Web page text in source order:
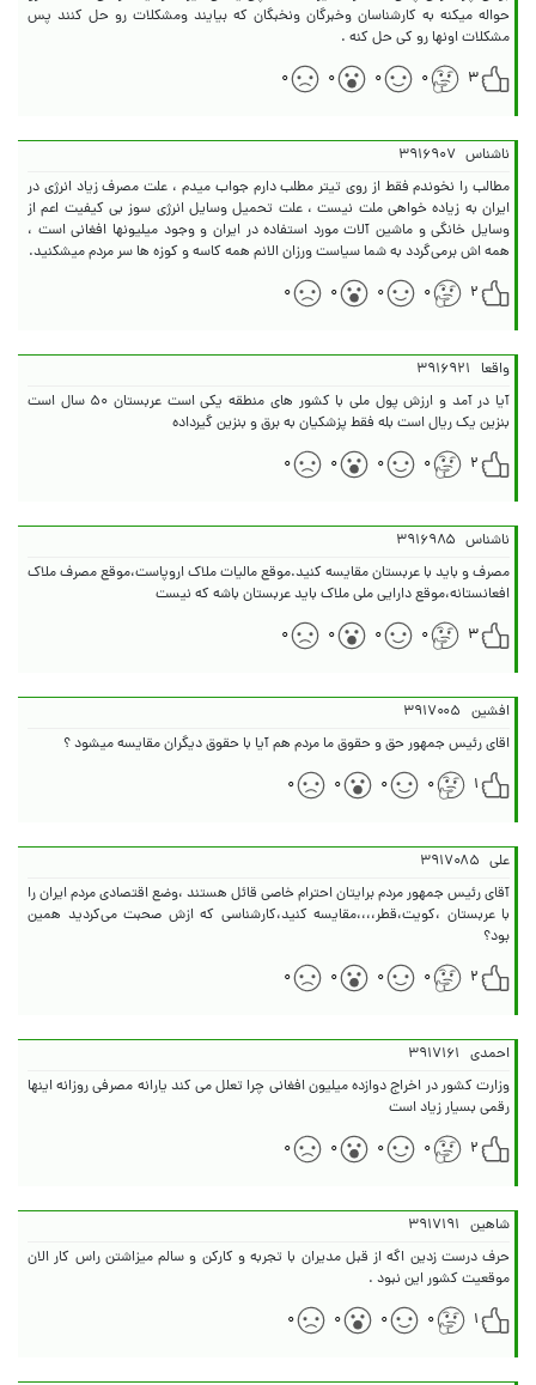
حواله میکنه به کارشناسان وخبرگان ونخبگان که بیایند ومشکلات رو حل کنند پس
مشکلات اونها رو کی حل کنه .
۳
۰ ۰ ۰ ۰
ناشناس ۳۹۱۶۹۰۷
مطالب را نخوندم فقط از روی تیتر مطلب دارم جواب میدم ، علت مصرف زیاد انرژی در
ایران به زیاده خواهی ملت نیست ، علت تحمیل وسایل انرژی سوز بی کیفیت اعم از
وسایل خانگی و ماشین آلات مورد استفاده در ایران و وجود میلیونها افغانی است ،
همه اش برمی‌گردد به شما سیاست ورزان الانم همه کاسه و کوزه ها سر مردم میشکنید.
۲
۰ ۰ ۰ ۰
واقعا ۳۹۱۶۹۲۱
آیا در آمد و ارزش پول ملی با کشور های منطقه یکی است عربستان ۵۰ سال است
بنزین یک ریال است بله فقط پزشکیان به برق و بنزین گیرداده
۲
۰ ۰ ۰ ۰
ناشناس ۳۹۱۶۹۸۵
مصرف و باید با عربستان مقایسه کنید.موقع مالیات ملاک اروپاست،موقع مصرف ملاک
افعانستانه،موقع دارایی ملی ملاک باید عربستان باشه که نیست
۳
۰ ۰ ۰ ۰
افشین ۳۹۱۷۰۰۵
اقای رئیس جمهور حق و حقوق ما مردم هم آیا با حقوق دیگران مقایسه میشود ؟
۱
۰ ۰ ۰ ۰
علی ۳۹۱۷۰۸۵
آقای رئیس جمهور مردم برایتان احترام خاصی قائل هستند ،وضع اقتصادی مردم ایران را
با عربستان ،کویت،قطر،،،،مقایسه کنید،کارشناسی که ازش صحبت می‌کردید همین
بود؟
۲
۰ ۰ ۰ ۰
احمدی ۳۹۱۷۱۶۱
وزارت کشور در اخراج‌ دوازده میلیون افغانی چرا تعلل می کند یارانه مصرفی روزانه اینها
رقمی بسیار زیاد است
۲
۰ ۰ ۰ ۰
شاهین ۳۹۱۷۱۹۱
حرف درست زدین اگه از قبل مدیران با تجربه و کارکن و سالم میزاشتن راس کار الان
موقعیت کشور این نبود .
۱
۰ ۰ ۰ ۰